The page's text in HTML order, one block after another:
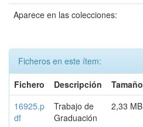
Aparece en las colecciones:
Ficheros en este ítem:
Fichero
Descripción Tamaño
16925.p
df
Trabajo de
Graduación
2,33 MB